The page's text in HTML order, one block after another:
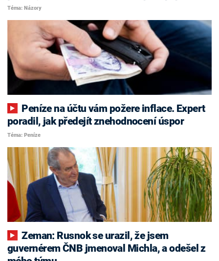
Téma: Názory
poradil, jak předejít znehodnocení úspor
Téma: Peníze
Zeman: Rusnok se urazil, že jsem
guvernérem ČNB jmenoval Michla, a odešel z